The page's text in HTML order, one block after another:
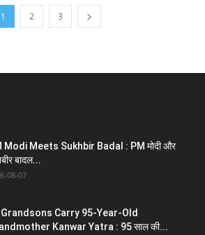
1 2 3
Modi Meets Sukhbir Badal : PM मोदी और
बादल...
08-07
Grandsons Carry 95-Year-Old
Kanwar Yatra : 95 साल की...